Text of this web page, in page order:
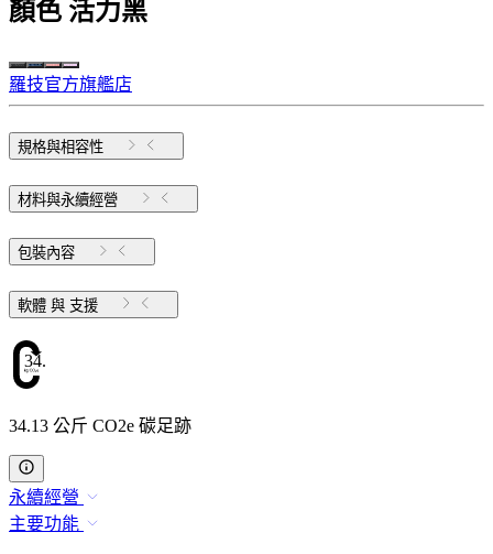
顏色 活力黑
羅技官方旗艦店
規格與相容性
材料與永續經營
包裝內容
軟體 與 支援
34.13
34.13 公斤 CO2e 碳足跡
永續經營
主要功能